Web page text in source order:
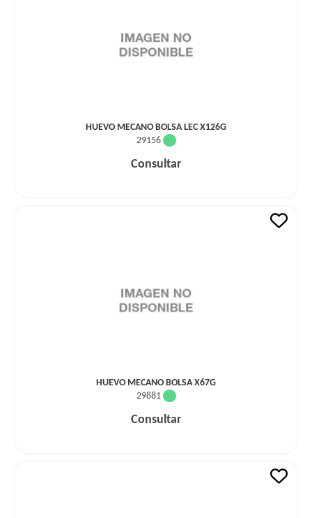
HUEVO MECANO BOLSA LEC X126G
29156
Consultar
HUEVO MECANO BOLSA X67G
29881
Consultar